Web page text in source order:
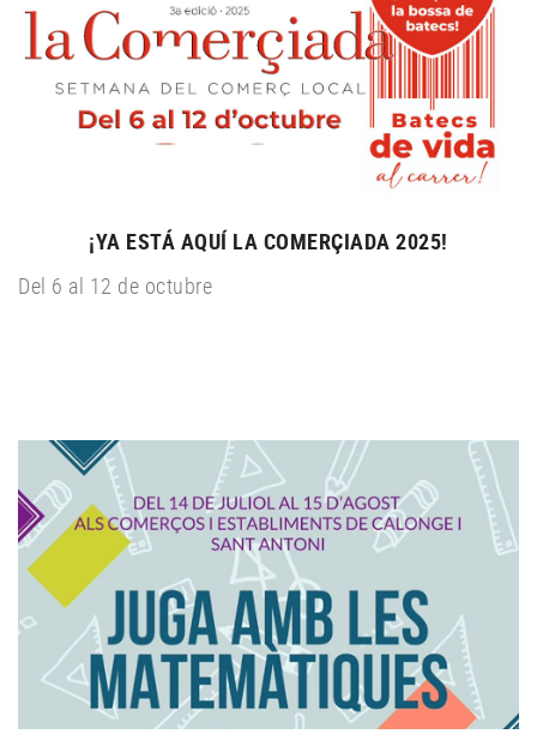
¡YA ESTÁ AQUÍ LA COMERÇIADA 2025!
Del 6 al 12 de octubre